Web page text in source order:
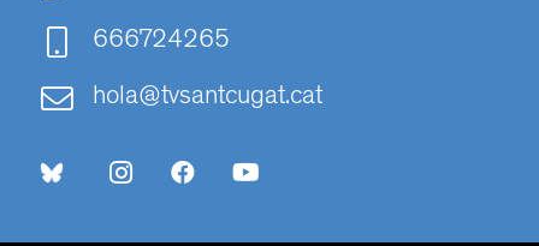
666724265
hola@tvsantcugat.cat